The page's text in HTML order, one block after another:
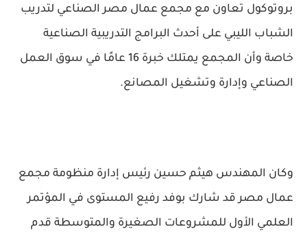
بروتوكول تعاون مع مجمع عمال مصر الصناعي لتدريب
الشباب الليبي على أحدث البرامج التدريبية الصناعية
خاصة وأن المجمع يمتلك خبرة 16 عامًا في سوق العمل
الصناعي وإدارة وتشغيل المصانع.
وكان المهندس هيثم حسين رئيس إدارة منظومة مجمع
عمال مصر قد شارك بوفد رفيع المستوى في المؤتمر
العلمي الأول للمشروعات الصغيرة والمتوسطة قدم